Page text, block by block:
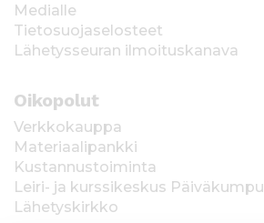
Medialle
Tietosuojaselosteet
Lähetysseuran ilmoituskanava
Oikopolut
Verkkokauppa
Materiaalipankki
Kustannustoiminta
Leiri- ja kurssikeskus Päiväkumpu
Lähetyskirkko